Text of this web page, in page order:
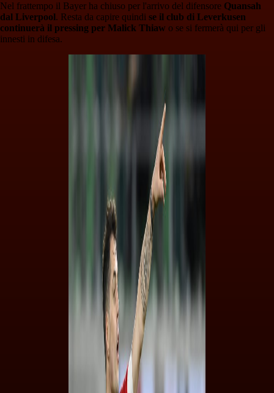
Nel frattempo il Bayer ha chiuso per l'arrivo del difensore Quansah
dal Liverpool. Resta da capire quindi se il club di Leverkusen
continuerà il pressing per Malick Thiaw o se si fermerà qui per gli
innesti in difesa.